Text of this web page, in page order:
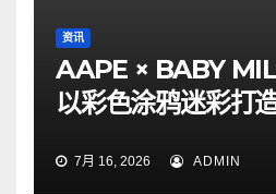
资讯
AAPE × BABY
以彩色涂鸦迷彩打
7月 16, 2026 ADMIN